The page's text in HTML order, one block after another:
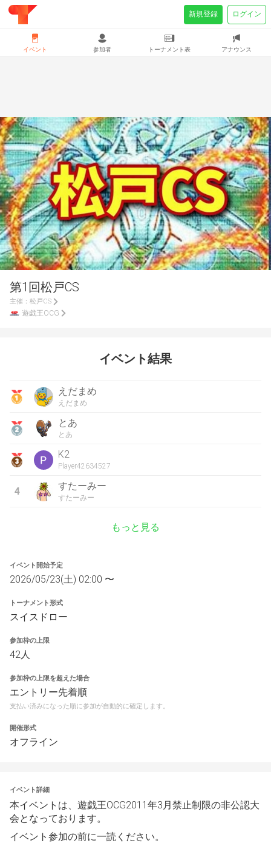
第1回松戸CS
主催： 松戸CS
遊戯王OCG
イベント結果
えだまめ
えだまめ
とあ
とあ
K2
Player42634527
4 すたーみー
すたーみー
もっと見る
イベント開始予定
2026/05/23(土) 02:00 〜
トーナメント形式
スイスドロー
参加枠の上限
42人
参加枠の上限を超えた場合
エントリー先着順
支払い済みになった順に参加が自動的に確定します。
開催形式
オフライン
イベント詳細
本イベントは、遊戯王OCG2011年3月禁止制限の非公認大
会となっております。
イベント参加の前に一読ください。
イベント 参加者 トーナメント表 アナウンス
新規登録 ログイン